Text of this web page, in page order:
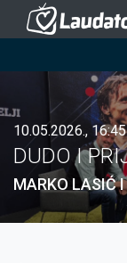
Skoči
sadržaj
10.05.2026., 16:45
DUDO I
MARKO LASIĆ